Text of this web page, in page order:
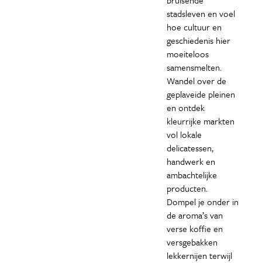
stadsleven en voel
hoe cultuur en
geschiedenis hier
moeiteloos
samensmelten.
Wandel over de
geplaveide pleinen
en ontdek
kleurrijke markten
vol lokale
delicatessen,
handwerk en
ambachtelijke
producten.
Dompel je onder in
de aroma’s van
verse koffie en
versgebakken
lekkernijen terwijl